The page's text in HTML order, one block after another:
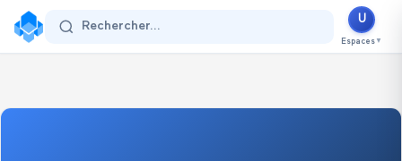
Se connecter
Rechercher...
U
Espaces ▼